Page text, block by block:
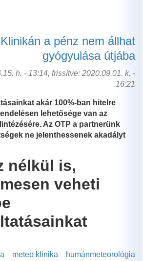
megoldatlan
panaszaira
a pénz nem állhat
gyógyulása útjába
h. - 13:14, frissítve: 2020.09.01. k. -
16:21
akár 100%-ban hitelre
lehetősége van az
Az OTP a partnerünk
ne jelenthessenek akadályt
nélkül is,
veheti
meteo klinika humánmeteorológia